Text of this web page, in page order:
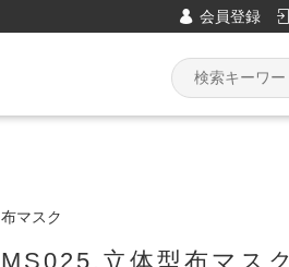
会員登録
布マスク
MS025.立体型布マスク